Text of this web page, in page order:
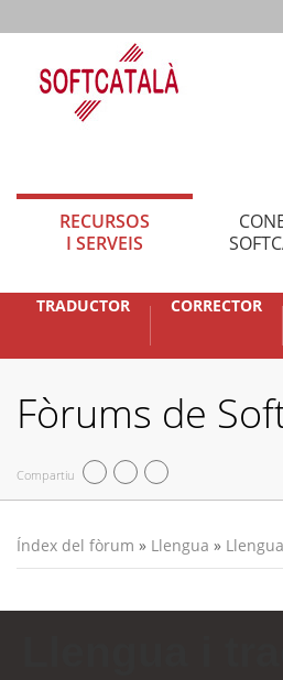
RECURSOS
I SERVEIS
TRADUCTOR CORRECTOR
Fòrums de
Compartiu
Índex del fòrum » Llengua »